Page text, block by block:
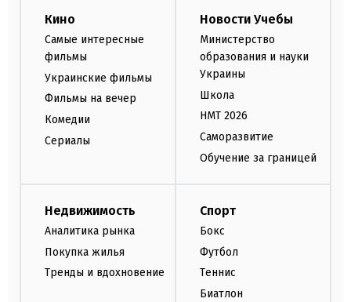
Кино
Самые интересные
фильмы
Украинские фильмы
Фильмы на вечер
Комедии
Сериалы
Новости Учебы
Министерство
образования и науки
Украины
Школа
НМТ 2026
Саморазвитие
Обучение за границей
Недвижимость
Аналитика рынка
Покупка жилья
Тренды и вдохновение
Спорт
Бокс
Футбол
Теннис
Биатлон